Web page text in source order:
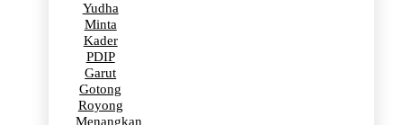
Yudha
Minta
Kader
PDIP
Garut
Gotong
Royong
Menangkan